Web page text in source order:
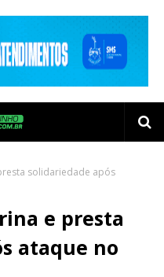
solidariedade após
e presta
ataque no